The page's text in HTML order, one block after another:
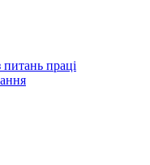
питань праці